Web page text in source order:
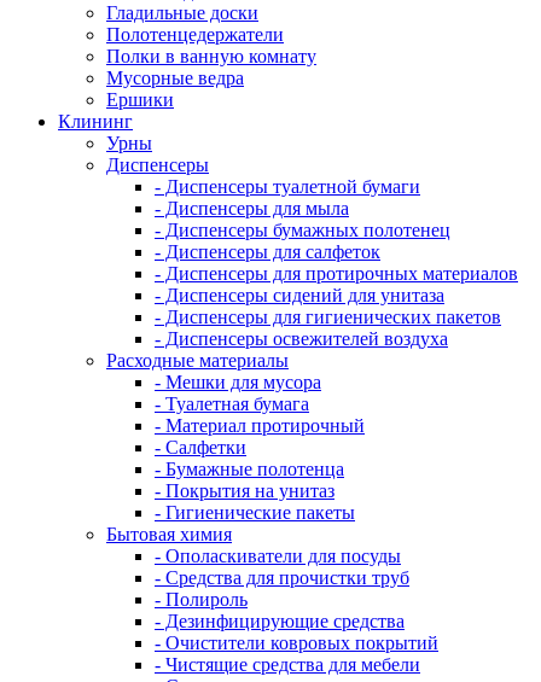
Гладильные доски
Полотенцедержатели
Полки в ванную комнату
Мусорные ведра
Ершики
Клининг
Урны
Диспенсеры
- Диспенсеры туалетной бумаги
- Диспенсеры для мыла
- Диспенсеры бумажных полотенец
- Диспенсеры для салфеток
- Диспенсеры для протирочных материалов
- Диспенсеры сидений для унитаза
- Диспенсеры для гигиенических пакетов
- Диспенсеры освежителей воздуха
Расходные материалы
- Мешки для мусора
- Туалетная бумага
- Материал протирочный
- Салфетки
- Бумажные полотенца
- Покрытия на унитаз
- Гигиенические пакеты
Бытовая химия
- Ополаскиватели для посуды
- Средства для прочистки труб
- Полироль
- Дезинфицирующие средства
- Очистители ковровых покрытий
- Чистящие средства для мебели